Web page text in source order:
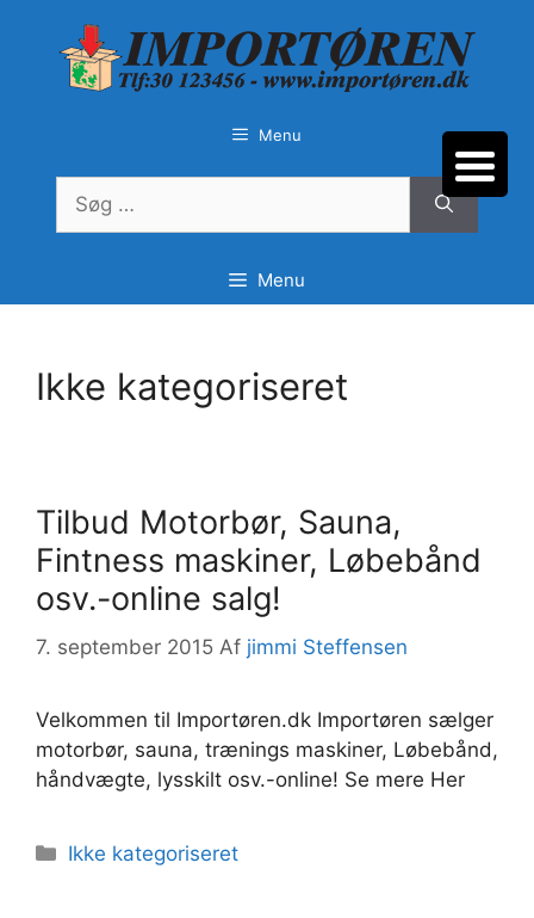
Menu
Søg
efter:
Menu
Ikke kategoriseret
Tilbud Motorbør, Sauna,
Fintness maskiner, Løbebånd
osv.-online salg!
7. september 2015 Af jimmi Steffensen
Velkommen til Importøren.dk Importøren sælger
motorbør, sauna, trænings maskiner, Løbebånd,
håndvægte, lysskilt osv.-online! Se mere Her
Kategorier
Ikke kategoriseret